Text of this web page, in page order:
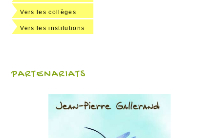
Vers les collèges
Vers les institutions
PARTENARIATS